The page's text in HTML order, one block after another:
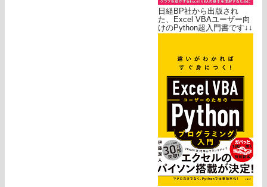
日経BP社から出版され
た、Excel VBAユーザー向
けのPython超入門書です↓↓